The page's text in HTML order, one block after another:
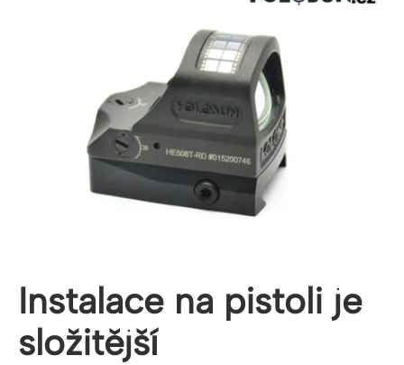
Instalace na pistoli je
složitější